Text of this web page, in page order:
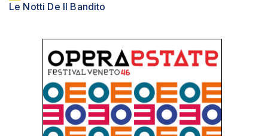
Le Notti De Il Bandito